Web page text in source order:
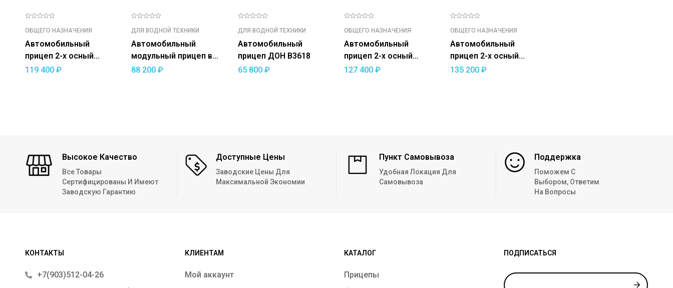
ОБЩЕГО НАЗНАЧЕНИЯ
Автомобильный
прицеп 2-х осный
СТАРТ-2 С2515
119 400 ₽
ДЛЯ ВОДНОЙ ТЕХНИКИ
Автомобильный
модульный прицеп в
комплекте с
88 200₽
ДЛЯ ВОДНОЙ ТЕХНИКИ
Автомобильный
прицеп ДОН В3618
65 800 ₽
ОБЩЕГО НАЗНАЧЕНИЯ
Автомобильный
прицеп 2-х осный
СТАРТ-2 С3515
127 400 ₽
ОБЩЕГО НАЗНАЧЕНИЯ
Автомобильный
прицеп 2-х осный
СТАРТ-2 С3515/14
135 200₽
Высокое Качество
Все Товары
Сертифицированы И Имеют
Заводскую Гарантию
Доступные Цены
Заводские Цены Для
Максимальной Экономии
Пункт Самовывоза
Удобная Локация Для
Самовывоза
Поддержка
Поможем С
Выбором, Ответим
На Вопросы
КОНТАКТЫ
+7(903)512-04-26
КЛИЕНТАМ
Мой аккаунт
КАТАЛОГ
Прицепы
ПОДПИСАТЬСЯ